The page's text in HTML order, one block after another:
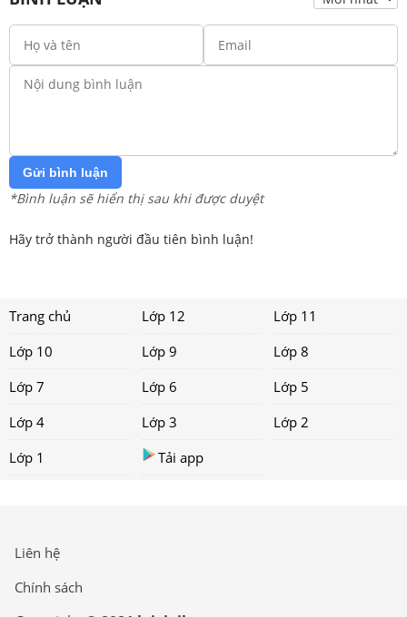
Gửi bình luận
*Bình luận sẽ hiển thị sau khi được duyệt
Hãy trở thành người đầu tiên bình luận!
Trang chủ Lớp 12
Lớp 11
Lớp 10
Lớp 9
Lớp 8
Lớp 7
Lớp 6
Lớp 5
Lớp 4
Lớp 3
Lớp 2
Lớp 1
Tải app
Liên hệ
Chính sách